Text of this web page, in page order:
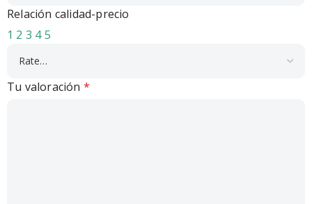
Relación calidad-precio
1 2 3 4 5
Tu valoración *